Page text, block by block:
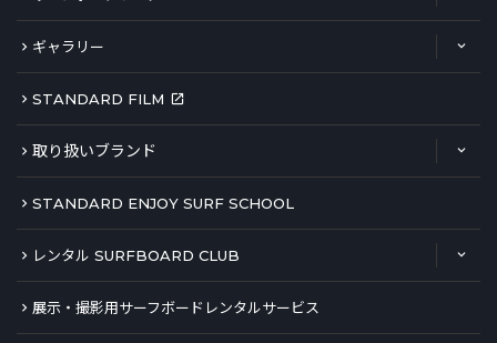
ギャラリー
STANDARD FILM
取り扱いブランド
STANDARD ENJOY SURF SCHOOL
レンタル SURFBOARD CLUB
展示・撮影用サーフボードレンタルサービス